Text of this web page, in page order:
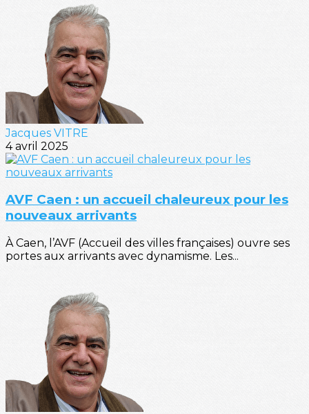
Jacques VITRE
4 avril 2025
AVF Caen : un accueil chaleureux pour les
nouveaux arrivants
À Caen, l’AVF (Accueil des villes françaises) ouvre ses
portes aux arrivants avec dynamisme. Les...